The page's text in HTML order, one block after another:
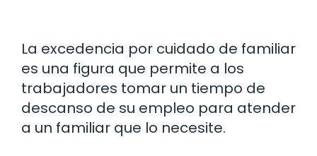
La excedencia por cuidado de familiar
es una figura que permite a los
trabajadores tomar un tiempo de
descanso de su empleo para atender
a un familiar que lo necesite.